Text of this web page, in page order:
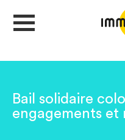
Bail solidaire
engagements et